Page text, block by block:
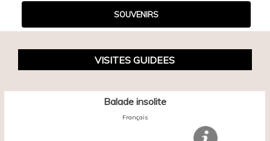
SOUVENIRS
VISITES GUIDEES
Balade insolite
Français